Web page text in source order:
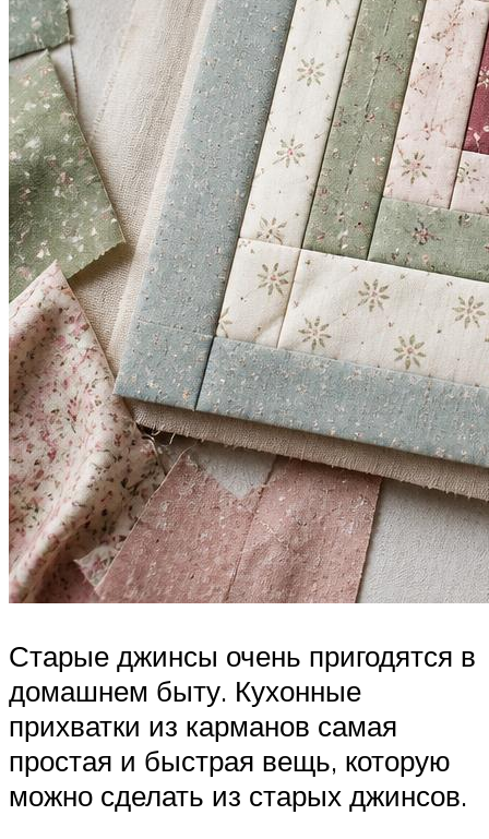
Старые джинсы очень пригодятся в
домашнем быту. Кухонные
прихватки из карманов самая
простая и быстрая вещь, которую
можно сделать из старых джинсов.